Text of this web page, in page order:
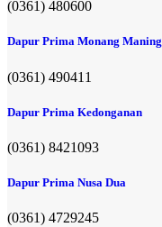
(0361) 480600
Dapur Prima Monang Maning
(0361) 490411​
Dapur Prima Kedonganan
(0361) 8421093
Dapur Prima Nusa Dua
(0361) 4729245